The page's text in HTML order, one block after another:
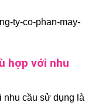
ty-co-phan-may-
hợp với nhu
cầu sử dụng là